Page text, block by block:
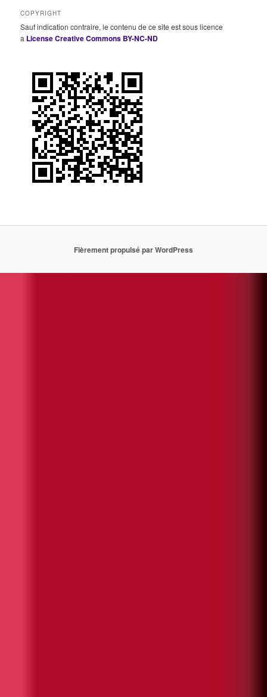
COPYRIGHT
Sauf indication contraire, le contenu de ce site est sous licence
a License Creative Commons BY-NC-ND
Fièrement propulsé par WordPress